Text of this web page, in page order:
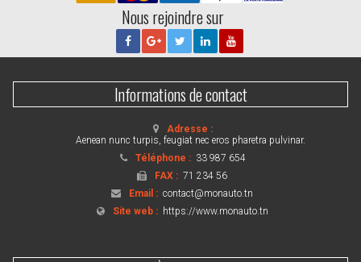
Nous rejoindre sur
Informations de contact
Adresse :
Aenean nunc turpis, feugiat nec eros pharetra pulvinar.
Téléphone : 33 987 654
FAX :71 234 56
Email :contact@monauto.tn
Site web : https://www.monauto.tn